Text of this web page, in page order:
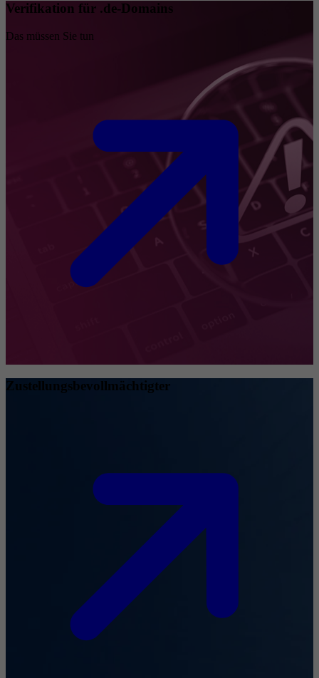
Verifikation für .de-Domains
Das müssen Sie tun
Zustellungsbevollmächtigter